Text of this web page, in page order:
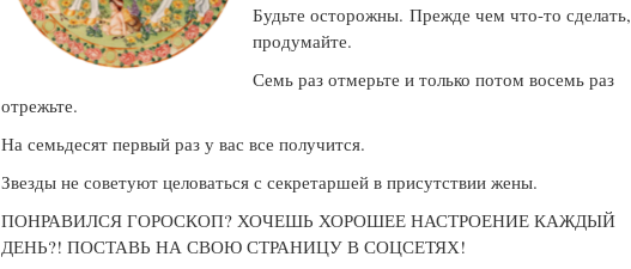
Будьте осторожны. Прежде чем что-то сделать,
продумайте.
Семь раз отмерьте и только потом восемь раз
отрежьте.
На семьдесят первый раз у вас все получится.
Звезды не советуют целоваться с секретаршей в присутствии жены.
ПОНРАВИЛСЯ ГОРОСКОП? ХОЧЕШЬ ХОРОШЕЕ НАСТРОЕНИЕ КАЖДЫЙ
ДЕНЬ?! ПОСТАВЬ НА СВОЮ СТРАНИЦУ В СОЦСЕТЯХ!